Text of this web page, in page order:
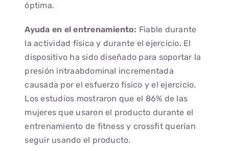
óptima.
Ayuda en el entrenamiento: Fiable durante
la actividad física y durante el ejercicio. El
dispositivo ha sido diseñado para soportar la
presión intraabdominal incrementada
causada por el esfuerzo físico y el ejercicio.
Los estudios mostraron que el 86% de las
mujeres que usaron el producto durante el
entrenamiento de fitness y crossfit querían
seguir usando el producto.